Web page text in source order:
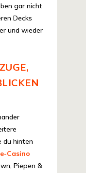
gar nicht
Decks
und wieder
du hinten
Casino
Piepen &